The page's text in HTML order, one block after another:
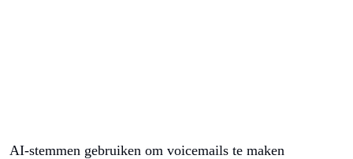
AI-stemmen gebruiken om voicemails te maken